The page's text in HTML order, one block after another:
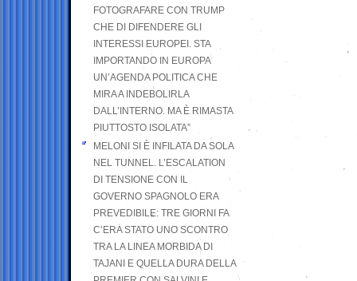
FOTOGRAFARE CON TRUMP
CHE DI DIFENDERE GLI
INTERESSI EUROPEI. STA
IMPORTANDO IN EUROPA
UN’AGENDA POLITICA CHE
MIRA A INDEBOLIRLA
DALL’INTERNO. MA È RIMASTA
PIUTTOSTO ISOLATA”
MELONI SI È INFILATA DA SOLA
NEL TUNNEL. L’ESCALATION
DI TENSIONE CON IL
GOVERNO SPAGNOLO ERA
PREVEDIBILE: TRE GIORNI FA
C’ERA STATO UNO SCONTRO
TRA LA LINEA MORBIDA DI
TAJANI E QUELLA DURA DELLA